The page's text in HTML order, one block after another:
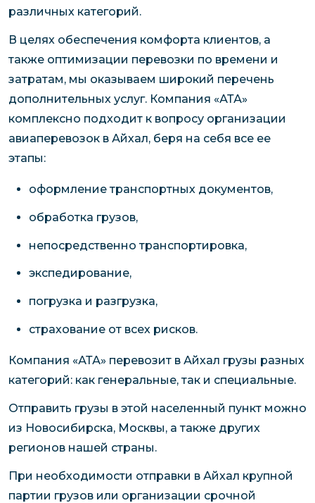
различных категорий.
В целях обеспечения комфорта клиентов, а
также оптимизации перевозки по времени и
затратам, мы оказываем широкий перечень
дополнительных услуг. Компания «АТА»
комплексно подходит к вопросу организации
авиаперевозок в Айхал, беря на себя все ее
этапы:
оформление транспортных документов,
обработка грузов,
непосредственно транспортировка,
экспедирование,
погрузка и разгрузка,
страхование от всех рисков.
Компания «АТА» перевозит в Айхал грузы разных
категорий: как генеральные, так и специальные.
Отправить грузы в этой населенный пункт можно
из Новосибирска, Москвы, а также других
регионов нашей страны.
При необходимости отправки в Айхал крупной
партии грузов или организации срочной